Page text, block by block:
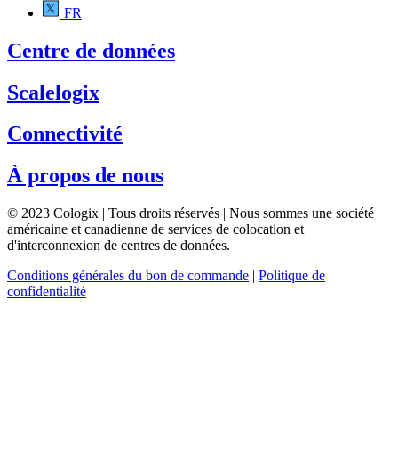
FR
Centre de données
Scalelogix
Connectivité
À propos de nous
© 2023 Cologix | Tous droits réservés | Nous sommes une société
américaine et canadienne de services de colocation et
d'interconnexion de centres de données.
Conditions générales du bon de commande | Politique de
confidentialité